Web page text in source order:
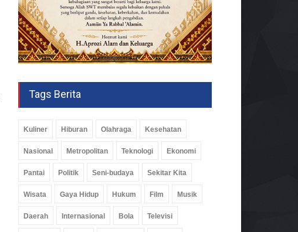
Tags Berita
Kuliner Hiburan Olahraga Kesehatan
Nasional Metropolitan Teknologi Ekonomi
Pantai Politik Seni-budaya Sekitar Kita
Wisata Gaya Hidup Hukum Film Musik
Daerah Internasional Bola Televisi